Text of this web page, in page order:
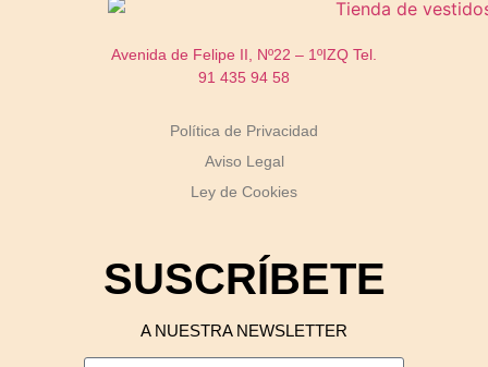
Avenida de Felipe II, Nº22 – 1ºIZQ Tel.
91 435 94 58
Política de Privacidad
Aviso Legal
Ley de Cookies
SUSCRÍBETE
A NUESTRA NEWSLETTER